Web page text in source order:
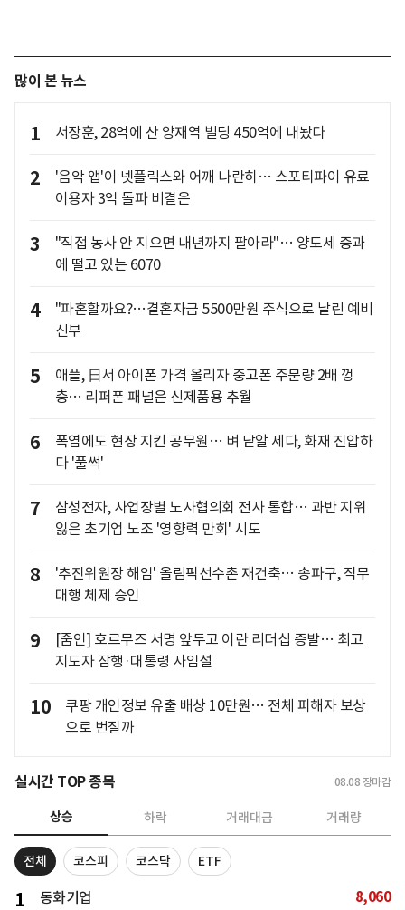
많이 본 뉴스
1 서장훈, 28억에 산 양재역 빌딩 450억에 내놨다
2
'음악 앱'이 넷플릭스와 어깨 나란히… 스포티파이 유료
이용자 3억 돌파 비결은
3
"직접 농사 안 지으면 내년까지 팔아라"… 양도세 중과
에 떨고 있는 6070
4
"파혼할까요?…결혼자금 5500만원 주식으로 날린 예비
신부
5
애플, 日서 아이폰 가격 올리자 중고폰 주문량 2배 껑
충… 리퍼폰 패널은 신제품용 추월
6
폭염에도 현장 지킨 공무원… 벼 낱알 세다, 화재 진압하
다 '풀썩'
7
삼성전자, 사업장별 노사협의회 전사 통합… 과반 지위
잃은 초기업 노조 '영향력 만회' 시도
8
'추진위원장 해임' 올림픽선수촌 재건축… 송파구, 직무
대행 체제 승인
9
[줌인] 호르무즈 서명 앞두고 이란 리더십 증발… 최고
지도자 잠행·대통령 사임설
10
쿠팡 개인정보 유출 배상 10만원… 전체 피해자 보상
으로 번질까
실시간 TOP 종목 08.08 장마감
상승 하락 거래대금 거래량
전체 코스피 코스닥 ETF
1 동화기업 8,060